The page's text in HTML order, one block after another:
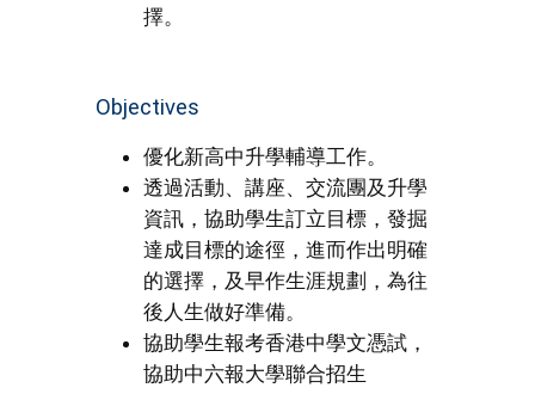
擇。
Objectives
優化新高中升學輔導工作。
透過活動、講座、交流團及升學
資訊，協助學生訂立目標，發掘
達成目標的途徑，進而作出明確
的選擇，及早作生涯規劃，為往
後人生做好準備。
協助學生報考香港中學文憑試，
協助中六報大學聯合招生